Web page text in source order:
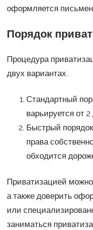
оформляется
Порядок
Процедура
двух вариантах.
Стандартный
варьируется от
Быстрый
права
обходится
Приватизацией
а также доверить
или
заниматься